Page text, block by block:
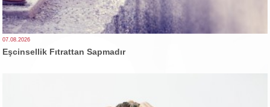
07.08.2026
Eşcinsellik Fıtrattan Sapmadır